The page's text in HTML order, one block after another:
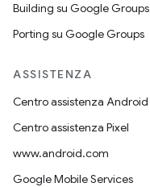
Building su Google Groups
Porting su Google Groups
ASSISTENZA
Centro assistenza Android
Centro assistenza Pixel
www.android.com
Google Mobile Services